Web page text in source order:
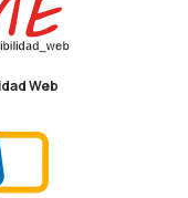
Web